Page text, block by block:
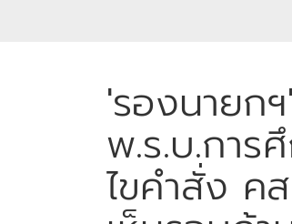
'รองนายก
พ.ร.บ.การ
ไขคําสั่ง ค